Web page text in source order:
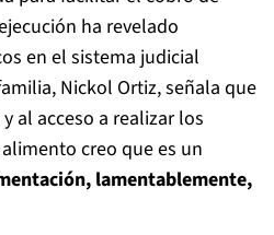
ha revelado
en el sistema judicial
Nickol Ortiz, señala que
al acceso a realizar los
creo que es un
lamentablemente,